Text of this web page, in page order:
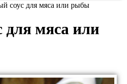
соус для мяса или рыбы
для мяса или